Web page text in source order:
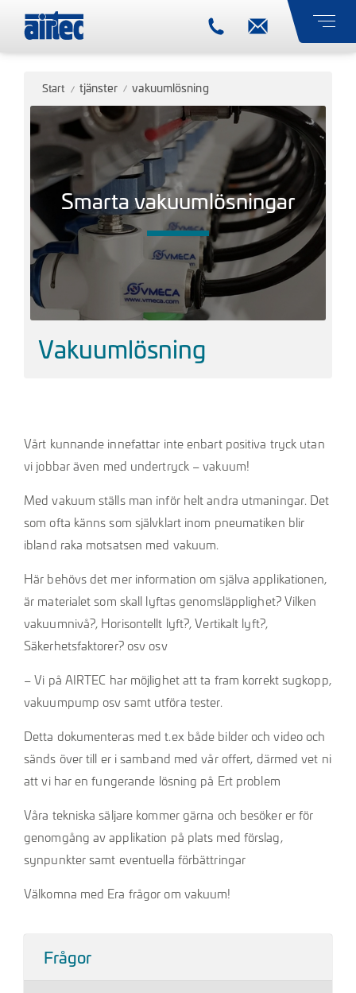
Start tjänster vakuumlösning
Smarta vakuumlösningar
Vakuumlösning
Vårt kunnande innefattar inte enbart positiva tryck utan
vi jobbar även med undertryck – vakuum!
Med vakuum ställs man inför helt andra utmaningar. Det
som ofta känns som självklart inom pneumatiken blir
ibland raka motsatsen med vakuum.
Här behövs det mer information om själva applikationen,
är materialet som skall lyftas genomsläpplighet? Vilken
vakuumnivå?, Horisontellt lyft?, Vertikalt lyft?,
Säkerhetsfaktorer? osv osv
– Vi på AIRTEC har möjlighet att ta fram korrekt sugkopp,
vakuumpump osv samt utföra tester.
Detta dokumenteras med t.ex både bilder och video och
sänds över till er i samband med vår offert, därmed vet ni
att vi har en fungerande lösning på Ert problem
Våra tekniska säljare kommer gärna och besöker er för
genomgång av applikation på plats med förslag,
synpunkter samt eventuella förbättringar
Välkomna med Era frågor om vakuum!
Frågor